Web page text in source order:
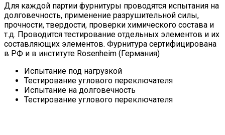
Для каждой партии фурнитуры проводятся испытания на
долговечность, применение разрушительной силы,
прочности, твердости, проверки химического состава и
т.д. Проводится тестирование отдельных элементов и их
составляющих элементов. Фурнитура сертифицирована
в РФ и в институте Rosenheim (Германия)
Испытание под нагрузкой
Тестирование углового переключателя
Испытание на долговечность
Тестирование углового переключателя